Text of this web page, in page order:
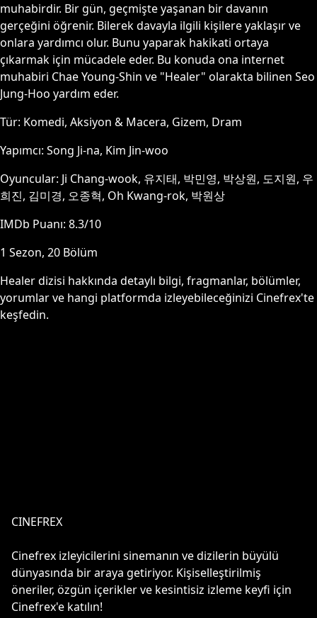
muhabirdir. Bir gün, geçmişte yaşanan bir davanın
gerçeğini öğrenir. Bilerek davayla ilgili kişilere yaklaşır ve
onlara yardımcı olur. Bunu yaparak hakikati ortaya
çıkarmak için mücadele eder. Bu konuda ona internet
muhabiri Chae Young-Shin ve "Healer" olarakta bilinen Seo
Jung-Hoo yardım eder.
Tür: Komedi, Aksiyon & Macera, Gizem, Dram
Yapımcı: Song Ji-na, Kim Jin-woo
Oyuncular: Ji Chang-wook, 유지태, 박민영, 박상원, 도지원, 우
희진, 김미경, 오종혁, Oh Kwang-rok, 박원상
IMDb Puanı: 8.3/10
1 Sezon, 20 Bölüm
Healerdizisi hakkında detaylı bilgi, fragmanlar, bölümler,
yorumlar ve hangi platformda izleyebileceğinizi Cinefrex'te
keşfedin.
CINEFREX
Cinefrex izleyicilerini sinemanın ve dizilerin büyülü
dünyasında bir araya getiriyor. Kişiselleştirilmiş
öneriler, özgün içerikler ve kesintisiz izleme keyfi için
Cinefrex'e katılın!